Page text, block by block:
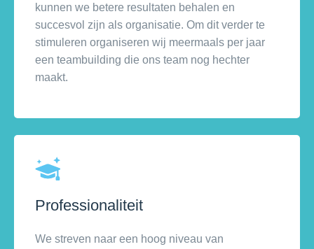
kunnen we betere resultaten behalen en
succesvol zijn als organisatie. Om dit verder te
stimuleren organiseren wij meermaals per jaar
een teambuilding die ons team nog hechter
maakt.
Professionaliteit
We streven naar een hoog niveau van